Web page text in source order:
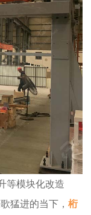
等模块化改造
猛进的当下， 桁